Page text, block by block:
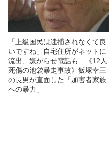
「上級国民は逮捕されなくて良
いですね」自宅住所がネットに
流出、嫌がらせ電話も…《12人
死傷の池袋暴走事故》飯塚幸三
の長男が直面した「加害者家族
への暴力」